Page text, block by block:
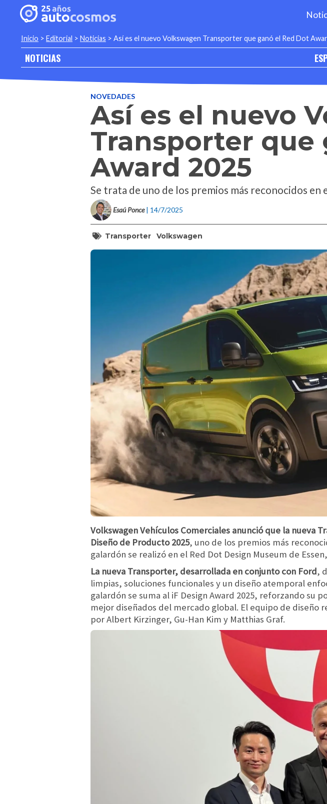
Inicio > Editorial > Noticias > Así es el nuevo Volkswagen Transporter que ganó el Red Dot
NOTICIAS
NOVEDADES
Así es el nuevo
Transporter que
Award 2025
Se trata de uno de los premios más reconocidos
Esaú Ponce | 14/7/2025
Transporter Volkswagen
Volkswagen Vehículos Comerciales anunció que la nueva
Diseño de Producto 2025, uno de los premios más
galardón se realizó en el Red Dot Design Museum de
La nueva Transporter, desarrollada en conjunto con Ford,
limpias, soluciones funcionales y un diseño atemporal
galardón se suma al iF Design Award 2025, reforzando su
mejor diseñados del mercado global. El equipo de
por Albert Kirzinger, Gu-Han Kim y Matthias Graf.